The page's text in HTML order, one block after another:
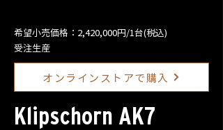
希望小売価格：2,420,000円/1台(税込)
受注生産
オンラインストアで購入
Klipschorn AK7